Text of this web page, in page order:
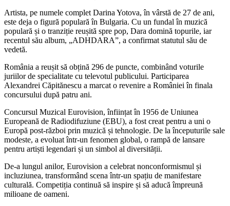
Artista, pe numele complet Darina Yotova, în vârstă de 27 de ani,
este deja o figură populară în Bulgaria. Cu un fundal în muzică
populară și o tranziție reușită spre pop, Dara domină topurile, iar
recentul său album, „ADHDARA”, a confirmat statutul său de
vedetă.
România a reușit să obțină 296 de puncte, combinând voturile
juriilor de specialitate cu televotul publicului. Participarea
Alexandrei Căpitănescu a marcat o revenire a României în finala
concursului după patru ani.
Concursul Muzical Eurovision, înființat în 1956 de Uniunea
Europeană de Radiodifuziune (EBU), a fost creat pentru a uni o
Europă post-război prin muzică și tehnologie. De la începuturile sale
modeste, a evoluat într-un fenomen global, o rampă de lansare
pentru artiști legendari și un simbol al diversității.
De-a lungul anilor, Eurovision a celebrat nonconformismul și
incluziunea, transformând scena într-un spațiu de manifestare
culturală. Competiția continuă să inspire și să aducă împreună
milioane de oameni.